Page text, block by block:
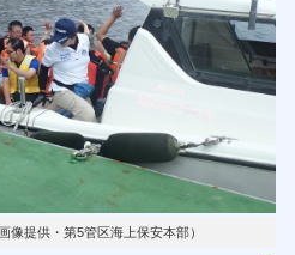
像提供・第5管区海上保安本部）